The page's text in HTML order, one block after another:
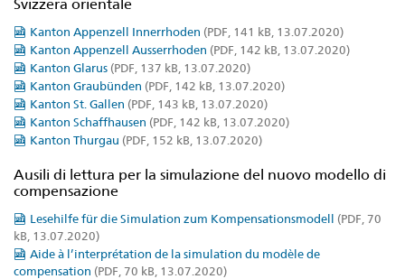
Svizzera orientale
Kanton Appenzell Innerrhoden (PDF, 141 kB, 13.07.2020)
Kanton Appenzell Ausserrhoden (PDF, 142 kB, 13.07.2020)
Kanton Glarus (PDF, 137 kB, 13.07.2020)
Kanton Graubünden (PDF, 142 kB, 13.07.2020)
Kanton St. Gallen (PDF, 143 kB, 13.07.2020)
Kanton Schaffhausen (PDF, 142 kB, 13.07.2020)
Kanton Thurgau (PDF, 152 kB, 13.07.2020)
Ausili di lettura per la simulazione del nuovo modello di
compensazione
Lesehilfe für die Simulation zum Kompensationsmodell (PDF, 70
kB, 13.07.2020)
Aide à l’interprétation de la simulation du modèle de
compensation (PDF, 70 kB, 13.07.2020)